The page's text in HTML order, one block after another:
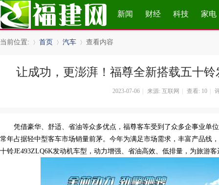
新闻 财经 科技 家电
当前位置: 首页 汽车 查看内容
让成功，更澎湃！福尊全新搭载五十
2023-07-06 来源: 互联网 查看: 10
凭借豪华、舒适、省油等众多优点，福尊客车受到了众多企事业单
常年占据轻中型客车市场销量前茅。今年为满足市场需求，丰富产品
十铃JE493ZLQ6K发动机车型，动力增强、省油高效、低排量，为旅游